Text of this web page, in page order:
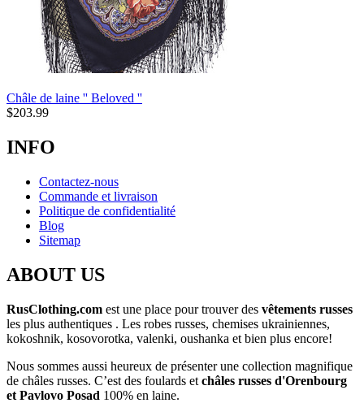
Châle de laine '' Beloved ''
$203.99
INFO
Contactez-nous
Commande et livraison
Politique de confidentialité
Blog
Sitemap
ABOUT US
RusClothing.com est une place pour trouver des vêtements russes
les plus authentiques . Les robes russes, chemises ukrainiennes,
kokoshnik, kosovorotka, valenki, oushanka et bien plus encore!
Nous sommes aussi heureux de présenter une collection magnifique
de châles russes. C’est des foulards et châles russes d'Orenbourg
et Pavlovo Posad 100% en laine.